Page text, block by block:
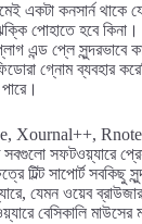
একটা কনসার্ন থাকে যে
পোহাতে হবে
এন্ড প্লে সুন্দরভাবে
গ্নোম ব্যবহার
Xournal++, Rnote
সফটওয়্যারে
টিল্ট সাপোর্ট সবকিছু
যেমন ওয়েব
বেসিকালি মাউসের